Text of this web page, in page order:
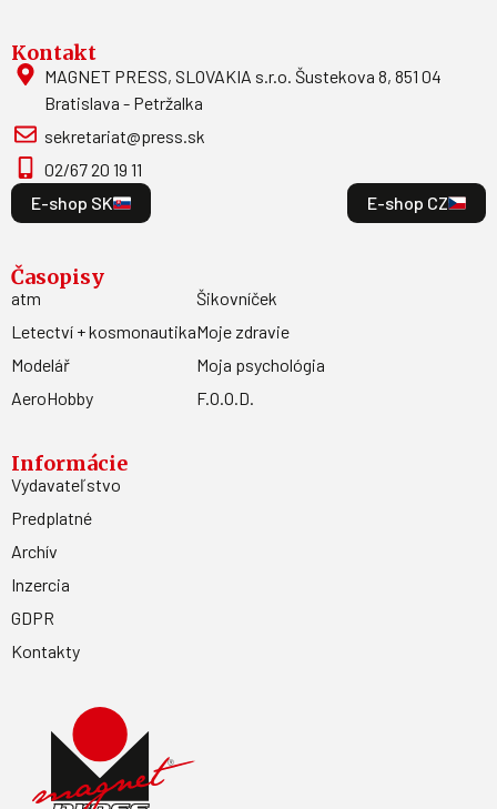
Kontakt
MAGNET PRESS, SLOVAKIA s.r.o. Šustekova 8, 851 04
Bratislava - Petržalka
sekretariat@press.sk
02/67 20 19 11
E-shop SK
E-shop CZ
Časopisy
atm
Letectví + kosmonautika
Modelář
AeroHobby
Šikovníček
Moje zdravie
Moja psychológia
F.O.O.D.
Informácie
Vydavateľstvo
Predplatné
Archív
Inzercia
GDPR
Kontakty